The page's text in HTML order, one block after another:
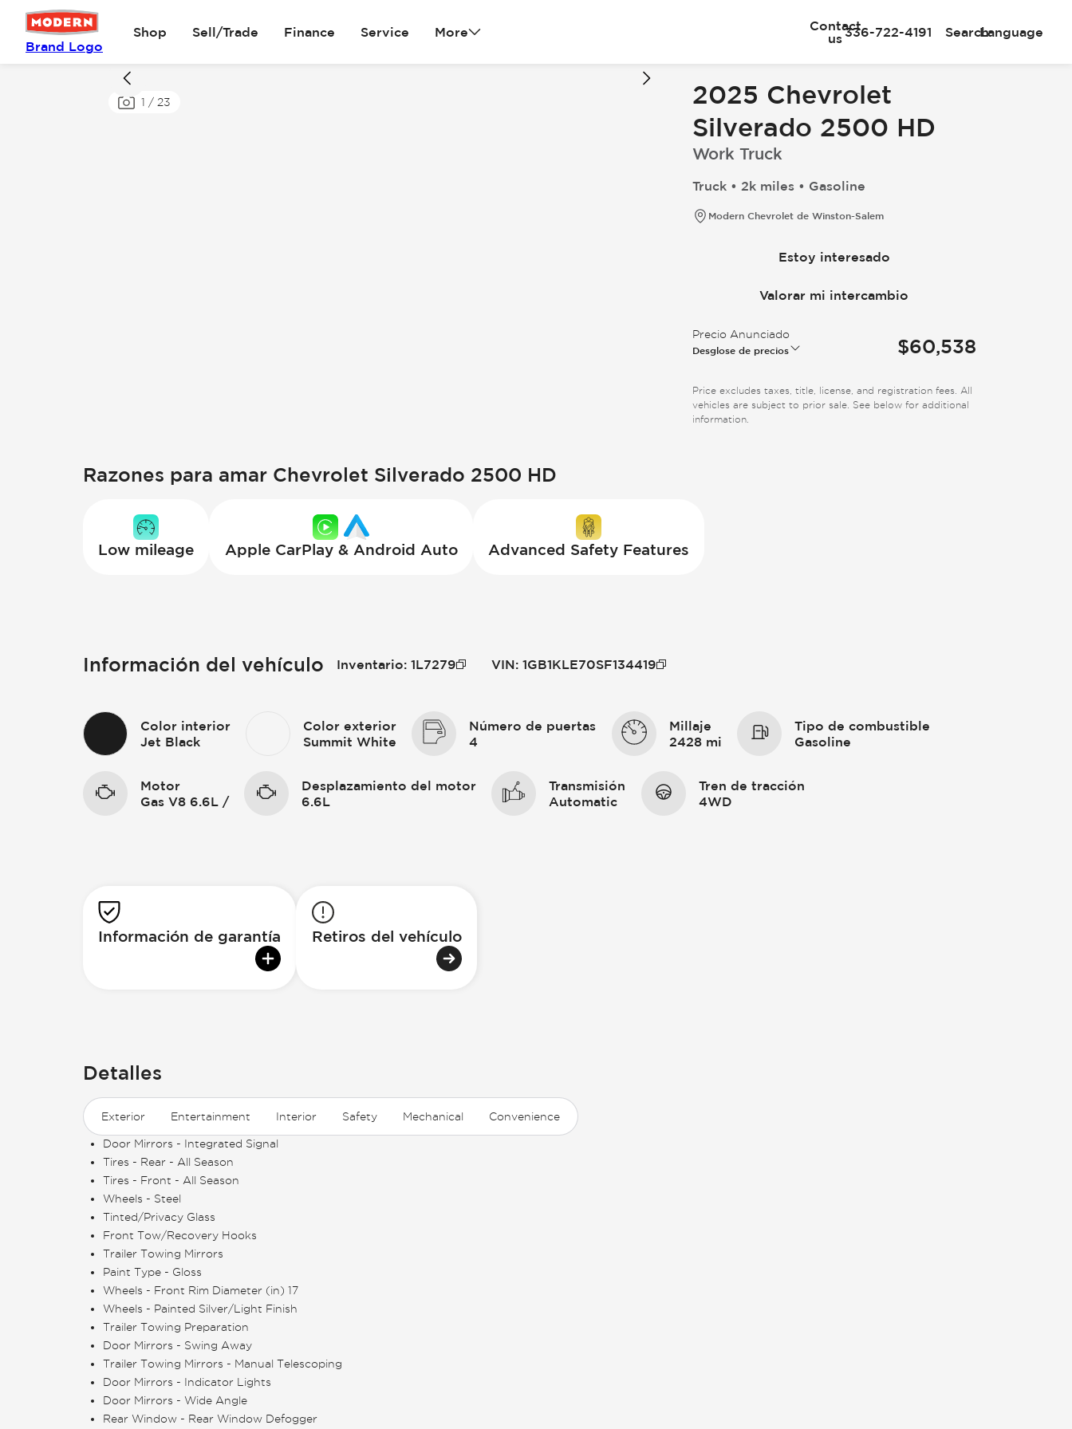
Brand Logo
Shop Sell/Trade Finance Service More
Contact
us336-722-4191 SearchLanguage
1 / 23
2025 Chevrolet
Silverado 2500 HD
Work Truck
Truck • 2k miles • Gasoline
Modern Chevrolet de Winston-Salem
Estoy interesado
Valorar mi intercambio
Precio Anunciado
Desglose de precios $60,538
Price excludes taxes, title, license, and registration fees. All
vehicles are subject to prior sale. See below for additional
information.
Razones para amar Chevrolet Silverado 2500 HD
Low mileage Apple CarPlay & Android Auto Advanced Safety Features
Información del vehículo Inventario: 1L7279 VIN: 1GB1KLE70SF134419
Color interior
Jet Black
Color exterior
Summit White
Número de puertas
4
Millaje
2428 mi
Tipo de combustible
Gasoline
Motor
Gas V8 6.6L /
Desplazamiento del motor
6.6L
Transmisión
Automatic
Tren de tracción
4WD
Información de garantía Retiros del vehículo
Detalles
Exterior Entertainment Interior Safety Mechanical Convenience
Door Mirrors - Integrated Signal
Tires - Rear - All Season
Tires - Front - All Season
Wheels - Steel
Tinted/Privacy Glass
Front Tow/Recovery Hooks
Trailer Towing Mirrors
Paint Type - Gloss
Wheels - Front Rim Diameter (in) 17
Wheels - Painted Silver/Light Finish
Trailer Towing Preparation
Door Mirrors - Swing Away
Trailer Towing Mirrors - Manual Telescoping
Door Mirrors - Indicator Lights
Door Mirrors - Wide Angle
Rear Window - Rear Window Defogger